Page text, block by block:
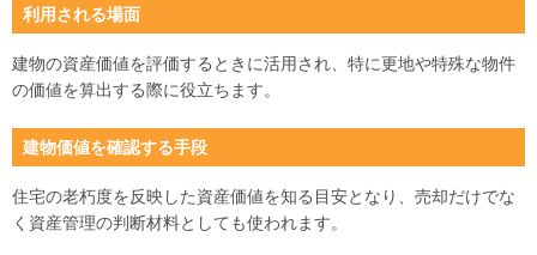
利用される場面
建物の資産価値を評価するときに活用され、特に更地や特殊な物件
の価値を算出する際に役立ちます。
建物価値を確認する手段
住宅の老朽度を反映した資産価値を知る目安となり、売却だけでな
く資産管理の判断材料としても使われます。